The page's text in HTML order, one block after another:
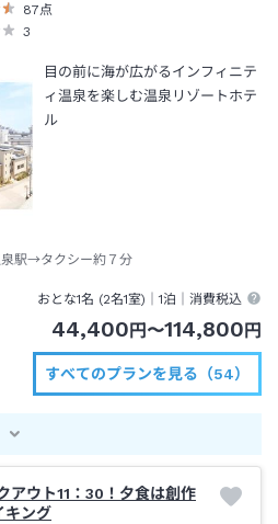
87 点
3
目の前に海が広がるインフィニテ
ィ温泉を楽しむ温泉リゾートホテ
ル
泉駅→タクシー約７分
おとな1名 (2名1室)｜1泊 ｜消費税込
44,400 円 〜114,800 円
すべてのプランを見る（54）
アウト11：30！夕食は創作
キング